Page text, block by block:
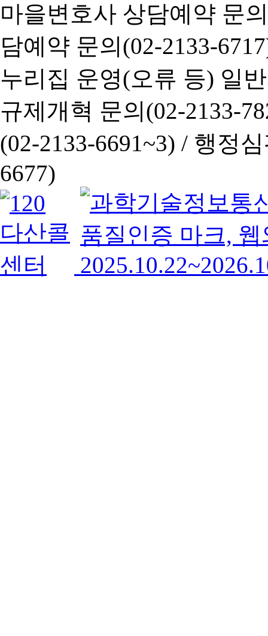
마을변호사 상담예약 문
담예약 문의(02-2133-
누리집 운영(오류 등) 일
규제개혁 문의(02-2133-
(02-2133-6691~3) / 행정심
6677)